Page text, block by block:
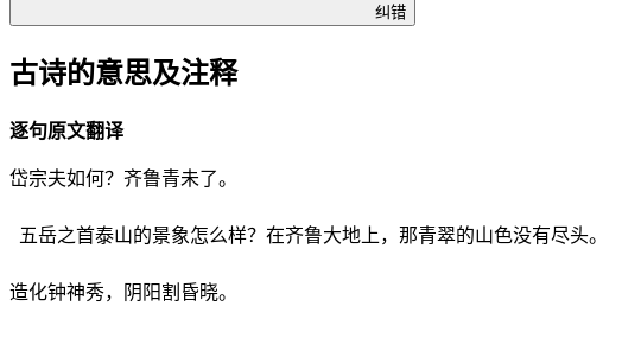
纠错
古诗的意思及注释
逐句原文翻译
岱宗夫如何？齐鲁青未了。
五岳之首泰山的景象怎么样？在齐鲁大地上，那青翠的山色没有尽头。
造化钟神秀，阴阳割昏晓。